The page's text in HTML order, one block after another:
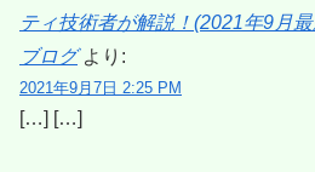
ティ技術者が解説！(2021年9月
ブログ より:
2021年9月7日 2:25 PM
[…] […]